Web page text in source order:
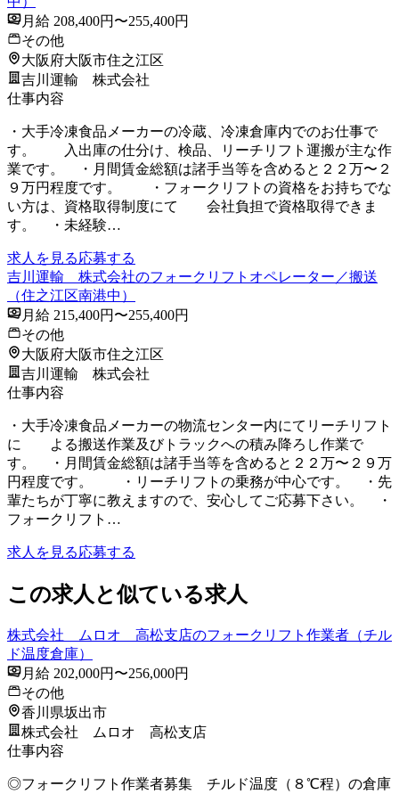
月給 208,400円〜255,400円
その他
大阪府大阪市住之江区
吉川運輸 株式会社
仕事内容
・大手冷凍食品メーカーの冷蔵、冷凍倉庫内でのお仕事で
す。 入出庫の仕分け、検品、リーチリフト運搬が主な作
業です。 ・月間賃金総額は諸手当等を含めると２２万〜２
９万円程度です。 ・フォークリフトの資格をお持ちでな
い方は、資格取得制度にて 会社負担で資格取得できま
す。 ・未経験…
求人を見る応募する
吉川運輸 株式会社のフォークリフトオペレーター／搬送
（住之江区南港中）
月給 215,400円〜255,400円
その他
大阪府大阪市住之江区
吉川運輸 株式会社
仕事内容
・大手冷凍食品メーカーの物流センター内にてリーチリフト
に よる搬送作業及びトラックへの積み降ろし作業で
す。 ・月間賃金総額は諸手当等を含めると２２万〜２９万
円程度です。 ・リーチリフトの乗務が中心です。 ・先
輩たちが丁寧に教えますので、安心してご応募下さい。 ・
フォークリフト…
求人を見る応募する
この求人と似ている求人
株式会社 ムロオ 高松支店のフォークリフト作業者（チル
ド温度倉庫）
月給 202,000円〜256,000円
その他
香川県坂出市
株式会社 ムロオ 高松支店
仕事内容
◎フォークリフト作業者募集 チルド温度（８℃程）の倉庫